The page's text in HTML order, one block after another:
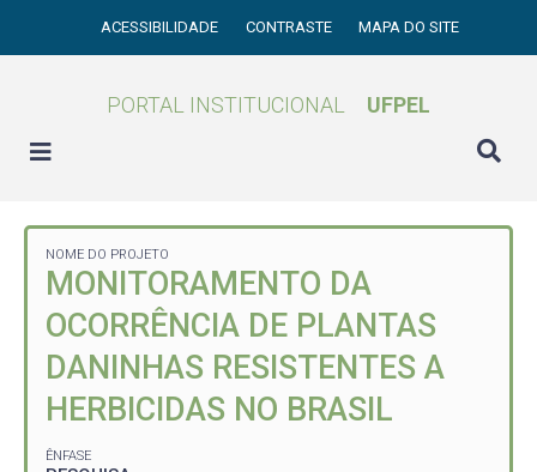
ACESSIBILIDADE CONTRASTE MAPA DO SITE
PORTAL INSTITUCIONAL UFPEL
NOME DO PROJETO
MONITORAMENTO DA
OCORRÊNCIA DE PLANTAS
DANINHAS RESISTENTES A
HERBICIDAS NO BRASIL
ÊNFASE